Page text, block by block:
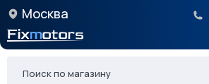
Москва